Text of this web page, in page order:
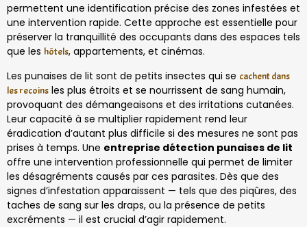
permettent une identification précise des zones infestées et
une intervention rapide. Cette approche est essentielle pour
préserver la tranquillité des occupants dans des espaces tels
que les hôtels, appartements, et cinémas.
Les punaises de lit sont de petits insectes qui se cachent dans
les recoins les plus étroits et se nourrissent de sang humain,
provoquant des démangeaisons et des irritations cutanées.
Leur capacité à se multiplier rapidement rend leur
éradication d’autant plus difficile si des mesures ne sont pas
prises à temps. Une entreprise détection punaises de lit
offre une intervention professionnelle qui permet de limiter
les désagréments causés par ces parasites. Dès que des
signes d’infestation apparaissent — tels que des piqûres, des
taches de sang sur les draps, ou la présence de petits
excréments — il est crucial d’agir rapidement.